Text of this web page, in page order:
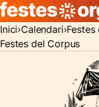
Inici Calendari
Festes del Corpus